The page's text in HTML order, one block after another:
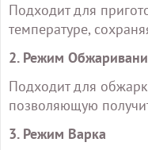
Подходит для
температуре,
2. Режим
Подходит для
позволяющую
3. Режим Варка